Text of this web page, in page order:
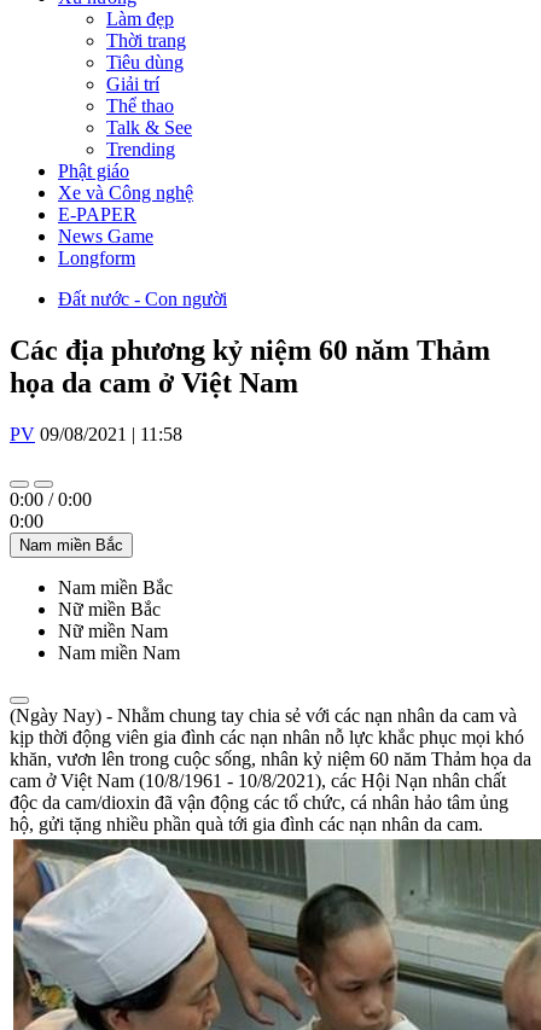
Làm đẹp
Thời trang
Tiêu dùng
Giải trí
Thể thao
Talk & See
Trending
Phật giáo
Xe và Công nghệ
E-PAPER
News Game
Longform
Đất nước - Con người
Các địa phương kỷ niệm 60 năm Thảm
họa da cam ở Việt Nam
PV 09/08/2021 | 11:58
0:00 /0:00
0:00
Nam miền Bắc
Nam miền Bắc
Nữ miền Bắc
Nữ miền Nam
Nam miền Nam
(Ngày Nay) - Nhằm chung tay chia sẻ với các nạn nhân da cam và
kịp thời động viên gia đình các nạn nhân nỗ lực khắc phục mọi khó
khăn, vươn lên trong cuộc sống, nhân kỷ niệm 60 năm Thảm họa da
cam ở Việt Nam (10/8/1961 - 10/8/2021), các Hội Nạn nhân chất
độc da cam/dioxin đã vận động các tổ chức, cá nhân hảo tâm ủng
hộ, gửi tặng nhiều phần quà tới gia đình các nạn nhân da cam.